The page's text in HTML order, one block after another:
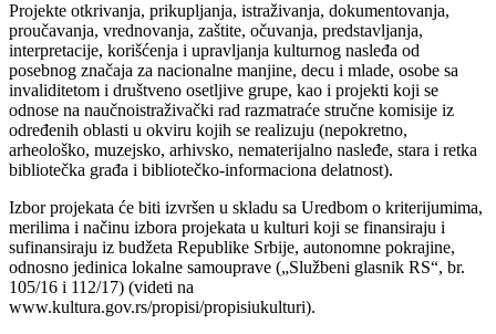
Projekte otkrivanja, prikupljanja, istraživanja, dokumentovanja,
proučavanja, vrednovanja, zaštite, očuvanja, predstavljanja,
interpretacije, korišćenja i upravljanja kulturnog nasleđa od
posebnog značaja za nacionalne manjine, decu i mlade, osobe sa
invaliditetom i društveno osetljive grupe, kao i projekti koji se
odnose na naučnoistraživački rad razmatraće stručne komisije iz
određenih oblasti u okviru kojih se realizuju (nepokretno,
arheološko, muzejsko, arhivsko, nematerijalno nasleđe, stara i retka
bibliotečka građa i bibliotečko-informaciona delatnost).
Izbor projekata će biti izvršen u skladu sa Uredbom o kriterijumima,
merilima i načinu izbora projekata u kulturi koji se finansiraju i
sufinansiraju iz budžeta Republike Srbije, autonomne pokrajine,
odnosno jedinica lokalne samouprave („Službeni glasnik RS“, br.
105/16 i 112/17) (videti na
www.kultura.gov.rs/propisi/propisiukulturi).